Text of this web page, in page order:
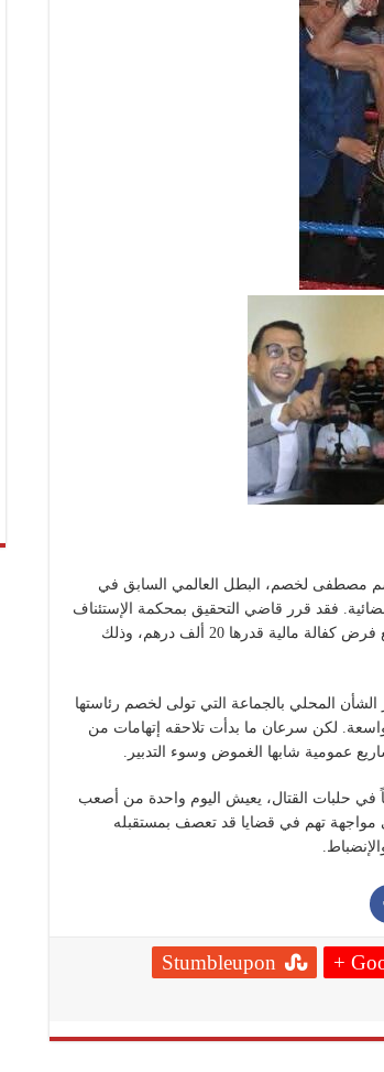
مصطفى لخصم، البطل العالمي السابق في
فقد قرر قاضي التحقيق بمحكمة الإستئناف
بفاس، إغلاق الحدود في وجه رئيس جماعة إيموزار كندر، مع فرض كفالة مالية قدرها 20 ألف درهم، وذلك
المحلي بالجماعة التي تولى لخصم رئاستها
لكن سرعان ما بدأت تلاحقه إتهامات من
شابها الغموض وسوء التدبير.
في حلبات القتال، يعيش اليوم واحدة من أصعب
مواجهة تهم في قضايا قد تعصف بمستقبله
Stumbleupon